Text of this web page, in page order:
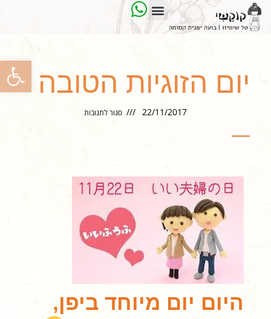
יום הזוגיות הטובה
22/11/2017 סגור לתגובות
היום יום מיוחד ביפן,